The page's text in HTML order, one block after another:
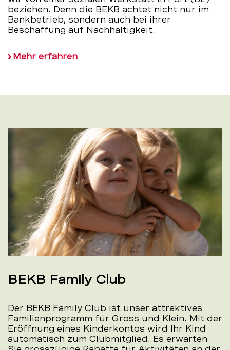
beziehen. Denn die BEKB achtet nicht nur im
Bankbetrieb, sondern auch bei ihrer
Beschaffung auf Nachhaltigkeit.
Mehr erfahren
BEKB Family Club
Der BEKB Family Club ist unser attraktives
Familienprogramm für Gross und Klein. Mit der
Eröffnung eines Kinderkontos wird Ihr Kind
automatisch zum Clubmitglied. Es erwarten